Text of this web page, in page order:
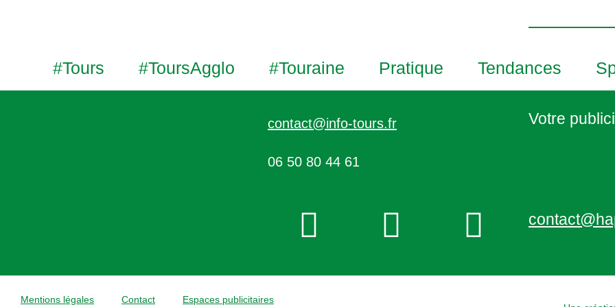
V
e
#Tours #ToursAgglo #Touraine Pratique Tendances
contact@info-tours.fr
06 50 80 44 61
Votre
Mentions légales Contact Espaces publicitaires